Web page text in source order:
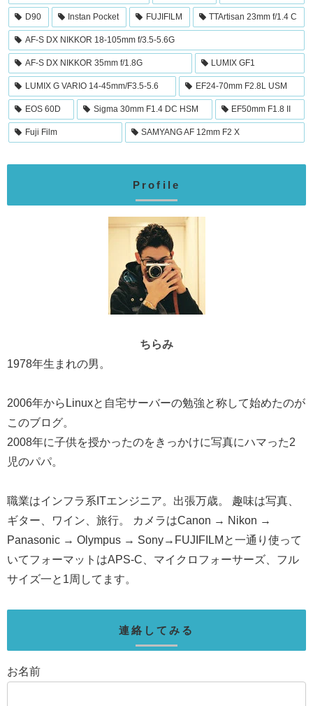
D90 Instan Pocket FUJIFILM TTArtisan 23mm f/1.4 C
AF-S DX NIKKOR 18-105mm f/3.5-5.6G
AF-S DX NIKKOR 35mm f/1.8G LUMIX GF1
LUMIX G VARIO 14-45mm/F3.5-5.6 EF24-70mm F2.8L USM
EOS 60D Sigma 30mm F1.4 DC HSM EF50mm F1.8 II
Fuji Film SAMYANG AF 12mm F2 X
Profile
ちらみ
1978年生まれの男。
2006年からLinuxと自宅サーバーの勉強と称して始めたのが
このブログ。
2008年に子供を授かったのをきっかけに写真にハマった2
児のパパ。
職業はインフラ系ITエンジニア。出張万歳。 趣味は写真、
ギター、ワイン、旅行。 カメラはCanon → Nikon →
Panasonic → Olympus → Sony→FUJIFILMと一通り使って
いてフォーマットはAPS-C、マイクロフォーサーズ、フル
サイズ一と1周してます。
連絡してみる
お名前